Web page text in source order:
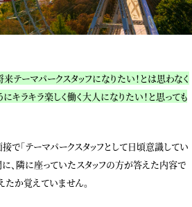
テーマパークスタッフになりたい！とは思わなく
にキラキラ楽しく働く大人になりたい！と思っても
で「テーマパークスタッフとして日頃意識してい
に、隣に座っていたスタッフの方が答えた内容で
たか覚えていません。